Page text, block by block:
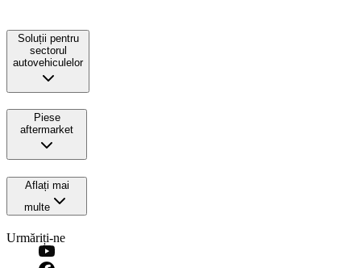
Soluții pentru
sectorul
autovehiculelor
Piese
aftermarket
Aflați mai
multe
Urmăriți-ne